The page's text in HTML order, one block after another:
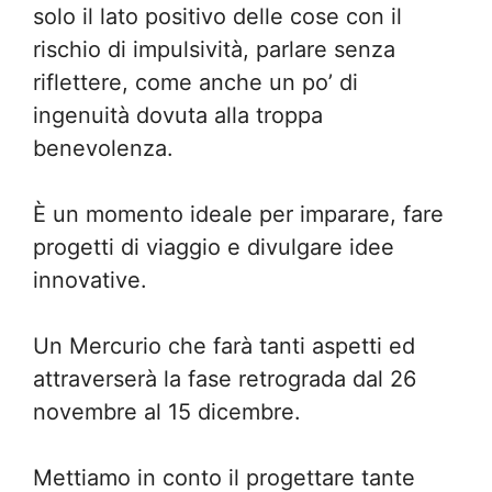
solo il lato positivo delle cose con il
rischio di impulsività, parlare senza
riflettere, come anche un po’ di
ingenuità dovuta alla troppa
benevolenza.
È un momento ideale per imparare, fare
progetti di viaggio e divulgare idee
innovative.
Un Mercurio che farà tanti aspetti ed
attraverserà la fase retrograda dal 26
novembre al 15 dicembre.
Mettiamo in conto il progettare tante